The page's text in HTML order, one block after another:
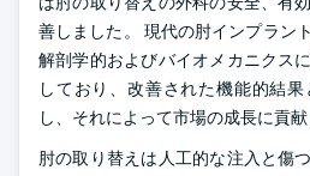
善しました。 現代の肘インプラン
解剖学的およびバイオメカニクス
しており、改善された機能的結
し、それによって市場の成長に貢献
肘の取り替えは人工的な注入と傷